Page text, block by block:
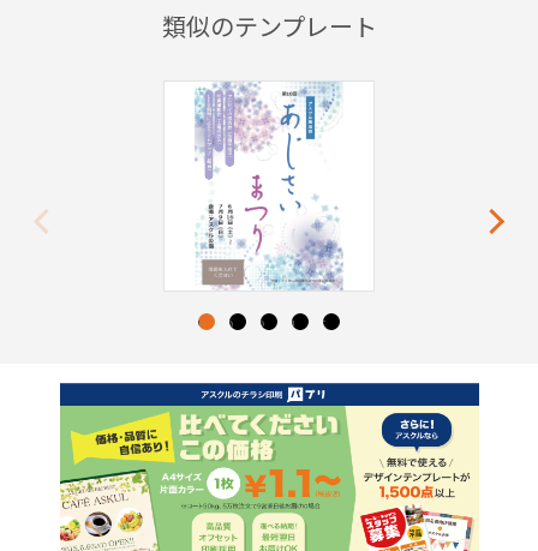
類似のテンプレート
Next
1 2 3 4 5